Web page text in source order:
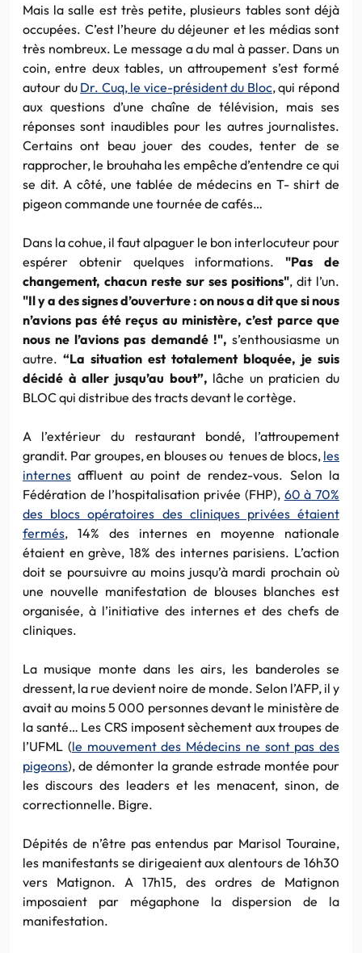
Mais la salle est très petite, plusieurs tables sont déjà
occupées. C’est l’heure du déjeuner et les médias sont
très nombreux. Le message a du mal à passer. Dans un
coin, entre deux tables, un attroupement s’est formé
autour du Dr. Cuq, le vice-président du Bloc, qui répond
aux questions d’une chaîne de télévision, mais ses
réponses sont inaudibles pour les autres journalistes.
Certains ont beau jouer des coudes, tenter de se
rapprocher, le brouhaha les empêche d’entendre ce qui
se dit. A côté, une tablée de médecins en T- shirt de
pigeon commande une tournée de cafés…
Dans la cohue, il faut alpaguer le bon interlocuteur pour
espérer obtenir quelques informations. "Pas de
changement, chacun reste sur ses positions", dit l’un.
"Il y a des signes d’ouverture : on nous a dit que si nous
n’avions pas été reçus au ministère, c’est parce que
nous ne l’avions pas demandé !", s’enthousiasme un
autre. “La situation est totalement bloquée, je suis
décidé à aller jusqu’au bout”, lâche un praticien du
BLOC qui distribue des tracts devant le cortège.
A l’extérieur du restaurant bondé, l’attroupement
grandit. Par groupes, en blouses ou tenues de blocs, les
internes affluent au point de rendez-vous. Selon la
Fédération de l’hospitalisation privée (FHP), 60 à 70%
des blocs opératoires des cliniques privées étaient
fermés, 14% des internes en moyenne nationale
étaient en grève, 18% des internes parisiens. L’action
doit se poursuivre au moins jusqu’à mardi prochain où
une nouvelle manifestation de blouses blanches est
organisée, à l’initiative des internes et des chefs de
cliniques.
La musique monte dans les airs, les banderoles se
dressent, la rue devient noire de monde. Selon l’AFP, il y
avait au moins 5 000 personnes devant le ministère de
la santé… Les CRS imposent sèchement aux troupes de
l’UFML (le mouvement des Médecins ne sont pas des
pigeons), de démonter la grande estrade montée pour
les discours des leaders et les menacent, sinon, de
correctionnelle. Bigre.
Dépités de n’être pas entendus par Marisol Touraine,
les manifestants se dirigeaient aux alentours de 16h30
vers Matignon. A 17h15, des ordres de Matignon
imposaient par mégaphone la dispersion de la
manifestation.